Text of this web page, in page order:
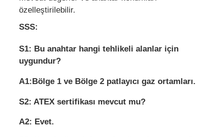
özelleştirilebilir.
SSS:
S1: Bu anahtar hangi tehlikeli alanlar için
uygundur?
A1:Bölge 1 ve Bölge 2 patlayıcı gaz ortamları.
S2: ATEX sertifikası mevcut mu?
A2: Evet.